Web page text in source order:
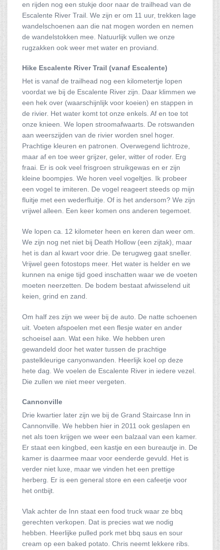
en rijden nog een stukje door naar de trailhead van de
Escalente River Trail. We zijn er om 11 uur, trekken lage
wandelschoenen aan die nat mogen worden en nemen
de wandelstokken mee. Natuurlijk vullen we onze
rugzakken ook weer met water en proviand.
Hike Escalente River Trail (vanaf Escalente)
Het is vanaf de trailhead nog een kilometertje lopen
voordat we bij de Escalente River zijn. Daar klimmen we
een hek over (waarschijnlijk voor koeien) en stappen in
de rivier. Het water komt tot onze enkels. Af en toe tot
onze knieen. We lopen stroomafwaarts. De rotswanden
aan weerszijden van de rivier worden snel hoger.
Prachtige kleuren en patronen. Overwegend lichtroze,
maar af en toe weer grijzer, geler, witter of roder. Erg
fraai. Er is ook veel frisgroen struikgewas en er zijn
kleine boompjes. We horen veel vogeltjes. Ik probeer
een vogel te imiteren. De vogel reageert steeds op mijn
fluitje met een wederfluitje. Of is het andersom? We zijn
vrijwel alleen. Een keer komen ons anderen tegemoet.
We lopen ca. 12 kilometer heen en keren dan weer om.
We zijn nog net niet bij Death Hollow (een zijtak), maar
het is dan al kwart voor drie. De terugweg gaat sneller.
Vrijwel geen fotostops meer. Het water is helder en we
kunnen na enige tijd goed inschatten waar we de voeten
moeten neerzetten. De bodem bestaat afwisselend uit
keien, grind en zand.
Om half zes zijn we weer bij de auto. De natte schoenen
uit. Voeten afspoelen met een flesje water en ander
schoeisel aan. Wat een hike. We hebben uren
gewandeld door het water tussen de prachtige
pastelkleurige canyonwanden. Heerlijk koel op deze
hete dag. We voelen de Escalente River in iedere vezel.
Die zullen we niet meer vergeten.
Cannonville
Drie kwartier later zijn we bij de Grand Staircase Inn in
Cannonville. We hebben hier in 2011 ook geslapen en
net als toen krijgen we weer een balzaal van een kamer.
Er staat een kingbed, een kastje en een bureautje in. De
kamer is daarmee maar voor eenderde gevuld. Het is
verder niet luxe, maar we vinden het een prettige
herberg. Er is een general store en een cafeetje voor
het ontbijt.
Vlak achter de Inn staat een food truck waar ze bbq
gerechten verkopen. Dat is precies wat we nodig
hebben. Heerlijke pulled pork met bbq saus en sour
cream op een baked potato. Chris neemt lekkere ribs.